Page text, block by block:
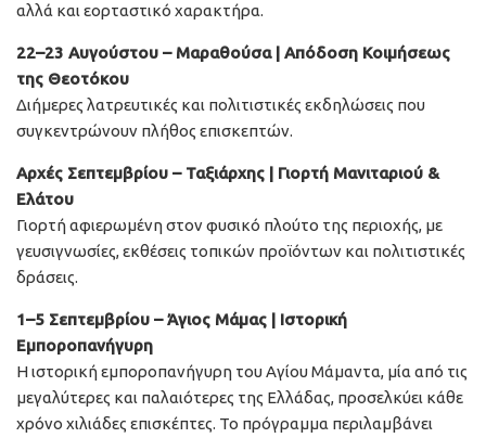
αλλά και εορταστικό χαρακτήρα.
22–23 Αυγούστου – Μαραθούσα | Απόδοση Κοιμήσεως
της Θεοτόκου
Διήμερες λατρευτικές και πολιτιστικές εκδηλώσεις που
συγκεντρώνουν πλήθος επισκεπτών.
Αρχές Σεπτεμβρίου – Ταξιάρχης | Γιορτή Μανιταριού &
Ελάτου
Γιορτή αφιερωμένη στον φυσικό πλούτο της περιοχής, με
γευσιγνωσίες, εκθέσεις τοπικών προϊόντων και πολιτιστικές
δράσεις.
1–5 Σεπτεμβρίου – Άγιος Μάμας | Ιστορική
Εμποροπανήγυρη
Η ιστορική εμποροπανήγυρη του Αγίου Μάμαντα, μία από τις
μεγαλύτερες και παλαιότερες της Ελλάδας, προσελκύει κάθε
χρόνο χιλιάδες επισκέπτες. Το πρόγραμμα περιλαμβάνει